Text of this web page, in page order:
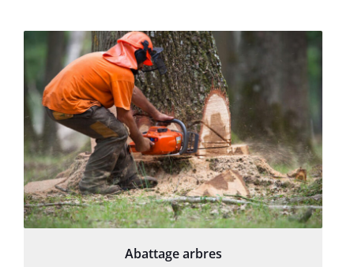
Abattage arbres